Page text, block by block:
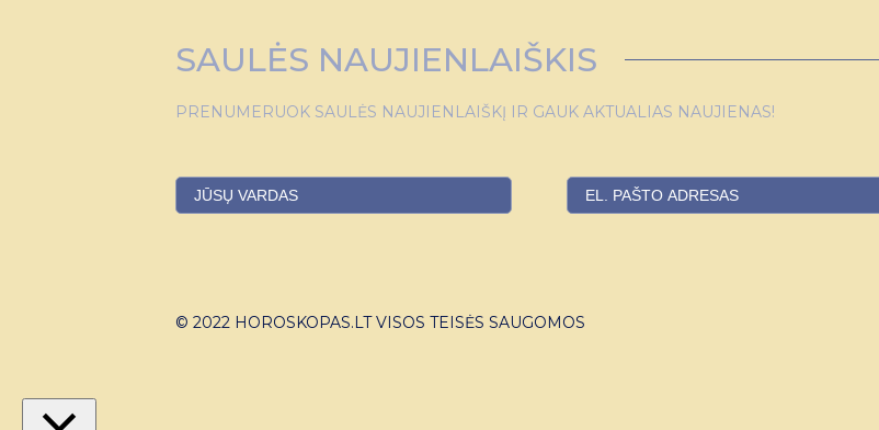
SAULĖS NAUJIENLAIŠKIS
PRENUMERUOK SAULĖS NAUJIENLAIŠKĮ IR GAUK AKTUALIAS NAUJIENAS!
© 2022 HOROSKOPAS.LT VISOS TEISĖS SAUGOMOS